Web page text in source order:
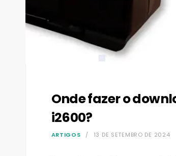
Onde fazer o
i2600?
ARTIGOS 13 DE SETEMBRO DE 2024